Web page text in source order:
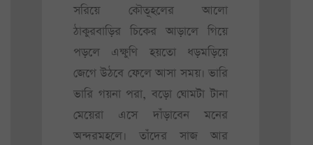
সরিয়ে কৌতূহলের আলো
ঠাকুরবাড়ির চিকের আড়ালে গিয়ে
পড়লে এক্ষুণি হয়তো ধড়মড়িয়ে
জেগে উঠবে ফেলে আসা সময়। ভারি
ভারি গয়না পরা, বড়ো ঘোমটা টানা
মেয়েরা এসে দাঁড়াবেন মনের
অন্দরমহলে। তাঁদের সাজ আর